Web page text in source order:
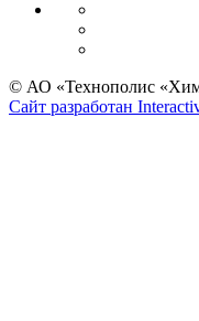
© АО «Технополис
Сайт разработан